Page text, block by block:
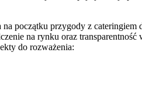
początku przygody z
na rynku oraz
do rozważenia: